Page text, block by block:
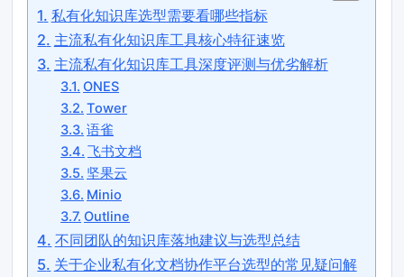
私有化知识库选型需要看哪些指标
主流私有化知识库工具核心特征速览
主流私有化知识库工具深度评测与优劣解析
ONES
Tower
语雀
飞书文档
坚果云
Minio
Outline
不同团队的知识库落地建议与选型总结
关于企业私有化文档协作平台选型的常见疑问解